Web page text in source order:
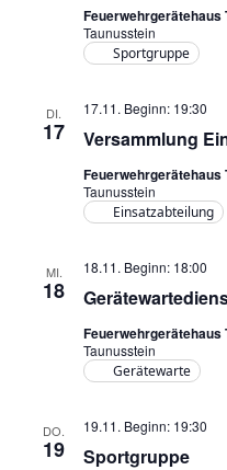
Feuerwehrgerätehaus
Taunusstein
Sportgruppe
DI.
17 Versammlung
17.11. Beginn: 19:30
Feuerwehrgerätehaus
Taunusstein
Einsatzabteilung
MI.
18
18.11. Beginn: 18:00
Feuerwehrgerätehaus
Taunusstein
Gerätewarte
DO.
19 Sportgruppe
19.11. Beginn: 19:30